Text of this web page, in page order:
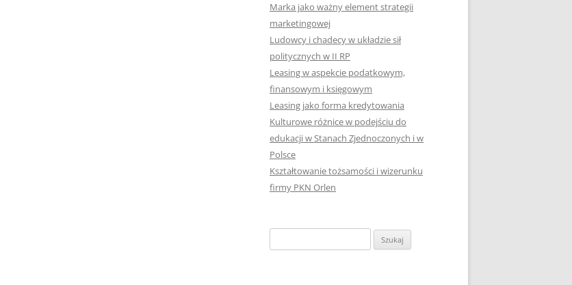
Marka jako ważny element strategii
marketingowej
Ludowcy i chadecy w układzie sił
politycznych w II RP
Leasing w aspekcie podatkowym,
finansowym i księgowym
Leasing jako forma kredytowania
Kulturowe różnice w podejściu do
edukacji w Stanach Zjednoczonych i w
Polsce
Kształtowanie tożsamości i wizerunku
firmy PKN Orlen